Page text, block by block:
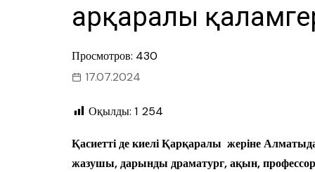
Қарқаралы
Просмотров: 430
17.07.2024
Оқылды: 1 254
Қасиетті де киелі Қарқаралы жеріне
жазушы, дарынды драматург, ақын,